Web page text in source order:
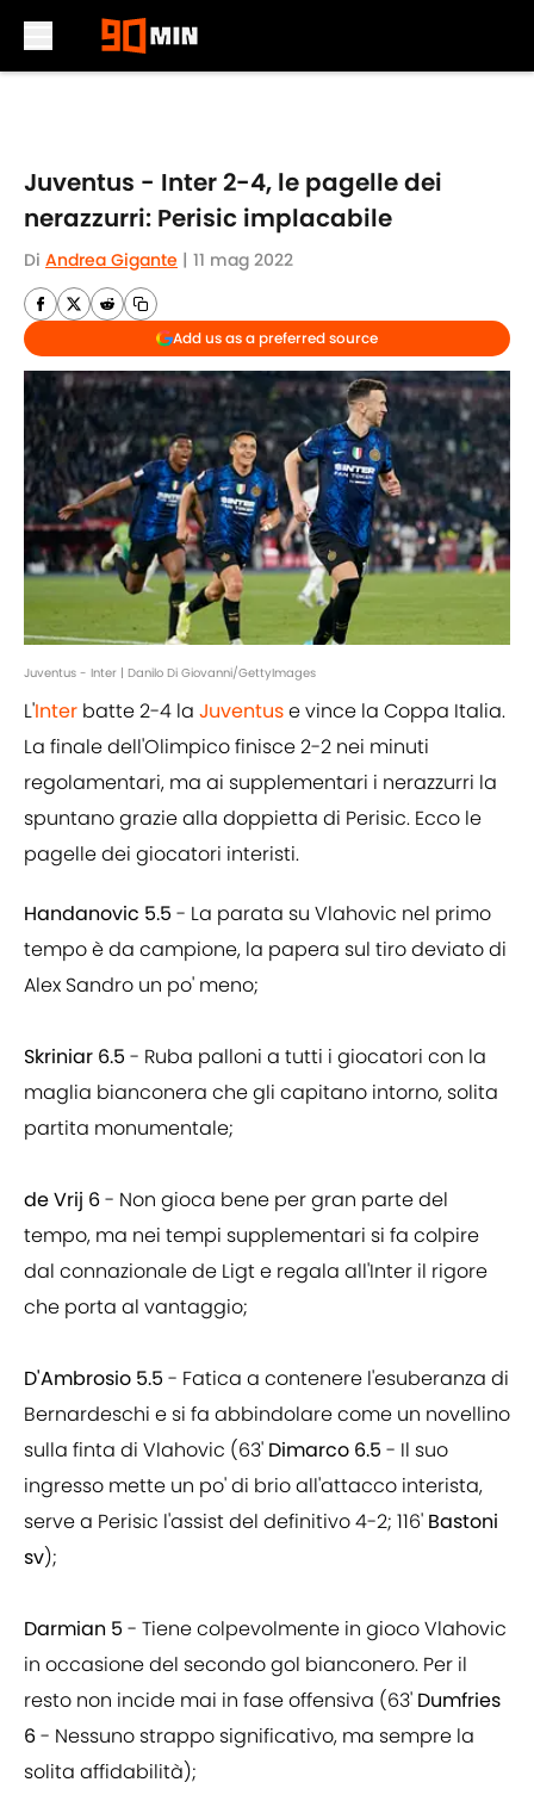
Juventus - Inter 2-4, le pagelle dei
nerazzurri: Perisic implacabile
Di Andrea Gigante | 11 mag 2022
Add us as a preferred source
Juventus - Inter | Danilo Di Giovanni/GettyImages
L'Inter batte 2-4 la Juventuse vince la Coppa Italia.
La finale dell'Olimpico finisce 2-2 nei minuti
regolamentari, ma ai supplementari i nerazzurri la
spuntano grazie alla doppietta di Perisic. Ecco le
pagelle dei giocatori interisti.
Handanovic 5.5 - La parata su Vlahovic nel primo
tempo è da campione, la papera sul tiro deviato di
Alex Sandro un po' meno;
Skriniar 6.5 - Ruba palloni a tutti i giocatori con la
maglia bianconera che gli capitano intorno, solita
partita monumentale;
de Vrij 6- Non gioca bene per gran parte del
tempo, ma nei tempi supplementari si fa colpire
dal connazionale de Ligt e regala all'Inter il rigore
che porta al vantaggio;
D'Ambrosio 5.5 - Fatica a contenere l'esuberanza di
Bernardeschi e si fa abbindolare come un novellino
sulla finta di Vlahovic (63' Dimarco 6.5 - Il suo
ingresso mette un po' di brio all'attacco interista,
serve a Perisic l'assist del definitivo 4-2; 116' Bastoni
sv);
Darmian 5 - Tiene colpevolmente in gioco Vlahovic
in occasione del secondo gol bianconero. Per il
resto non incide mai in fase offensiva (63' Dumfries
6- Nessuno strappo significativo, ma sempre la
solita affidabilità);